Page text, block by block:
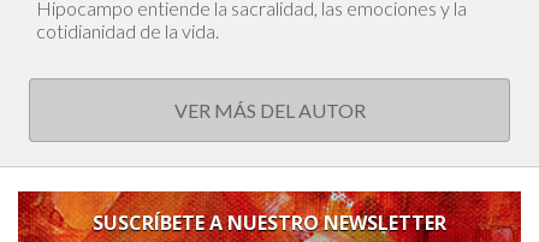
Hipocampo entiende la sacralidad, las emociones y la
cotidianidad de la vida.
VER MÁS DEL AUTOR
SUSCRÍBETE A NUESTRO NEWSLETTER